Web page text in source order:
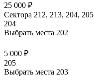
25 000 ₽
Сектора 212, 213, 204, 205
204
Выбрать места 202
5 000 ₽
205
Выбрать места 203